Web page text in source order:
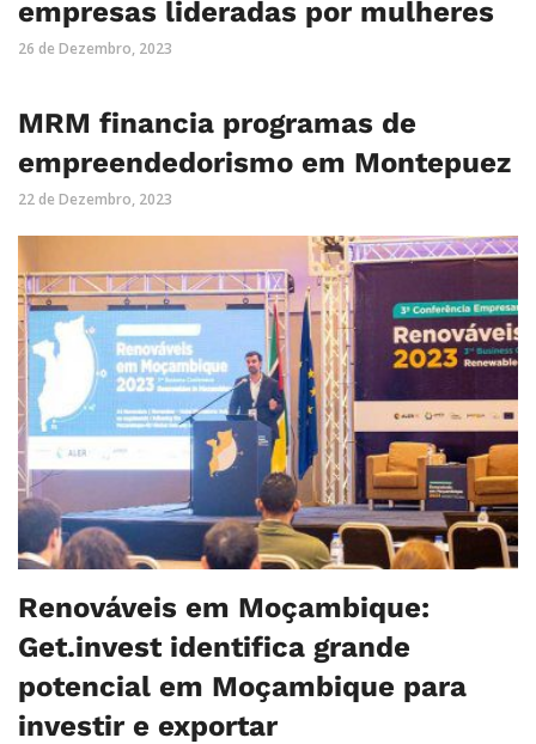
empresas lideradas por mulheres
26 de Dezembro, 2023
MRM financia programas de
empreendedorismo em Montepuez
22 de Dezembro, 2023
Renováveis em Moçambique:
Get.invest identifica grande
potencial em Moçambique para
investir e exportar